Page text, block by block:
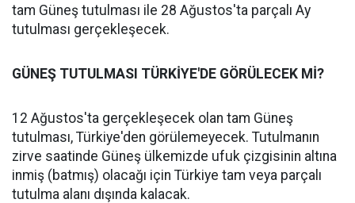
tam Güneş tutulması ile 28 Ağustos'ta parçalı Ay
tutulması gerçekleşecek.
GÜNEŞ TUTULMASI TÜRKİYE'DE GÖRÜLECEK Mİ?
12 Ağustos'ta gerçekleşecek olan tam Güneş
tutulması, Türkiye'den görülemeyecek. Tutulmanın
zirve saatinde Güneş ülkemizde ufuk çizgisinin altına
inmiş (batmış) olacağı için Türkiye tam veya parçalı
tutulma alanı dışında kalacak.